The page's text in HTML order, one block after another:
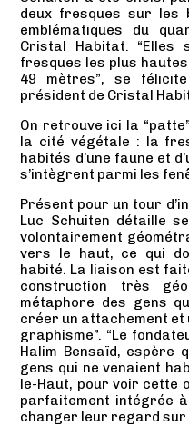
deux fresques sur les
emblématiques du
Cristal Habitat.
fresques les plus hautes
49 mètres”, se
président de Cristal
On retrouve ici la
la cité végétale : la
habités d’une faune et
s’intègrent parmi les
Présent pour un tour
Luc Schuiten détaille
volontairement
vers le haut, ce qui
habité. La liaison est
construction très
métaphore des gens
créer un attachement et
graphisme”. “Le
Halim Bensaïd, espère
gens qui ne venaient
le-Haut, pour voir cette
parfaitement intégrée
changer leur regard sur